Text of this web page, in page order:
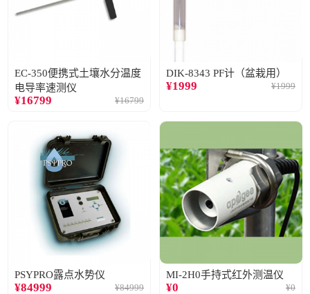
EC-350便携式土壤水分温度
电导率速测仪
¥16799 ¥16799
DIK-8343 PF计（盆栽用）
¥1999 ¥1999
PSYPRO露点水势仪
¥84999 ¥84999
MI-2H0手持式红外测温仪
¥0 ¥0